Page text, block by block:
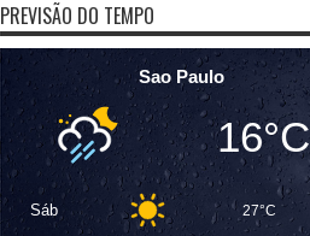
PREVISÃO DO TEMPO
Sao Paulo
16°C
Sáb 27°C